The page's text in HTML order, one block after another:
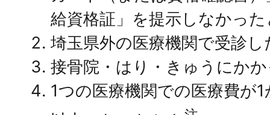
給資格証」を提示しなかっ
埼玉県外の医療機関で受診し
接骨院・はり・きゅうにか
1つの医療機関での医療費が